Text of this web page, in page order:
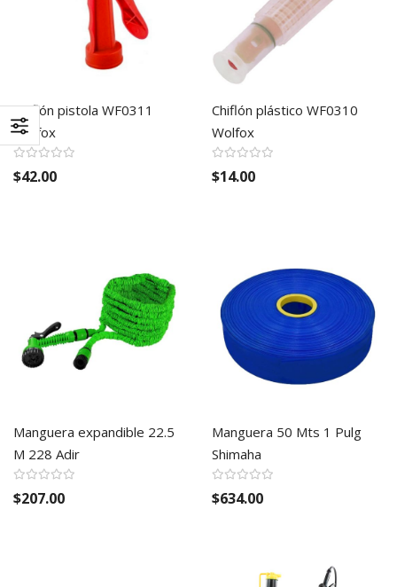
Chiflón pistola WF0311
Wolfox
$42.00
Chiflón plástico WF0310
Wolfox
$14.00
Manguera expandible 22.5
M 228 Adir
$207.00
Manguera 50 Mts 1 Pulg
Shimaha
$634.00